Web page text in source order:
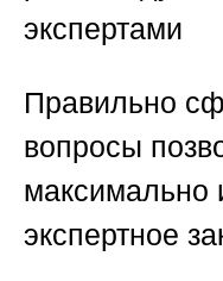
экспертами
Правильно
вопросы
максимально
экспертное